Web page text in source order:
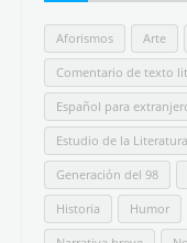
Aforismos Arte
Comentario de texto
Español para
Estudio de la Literatura
Generación del 98
Historia Humor